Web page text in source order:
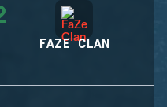
FAZE CLAN